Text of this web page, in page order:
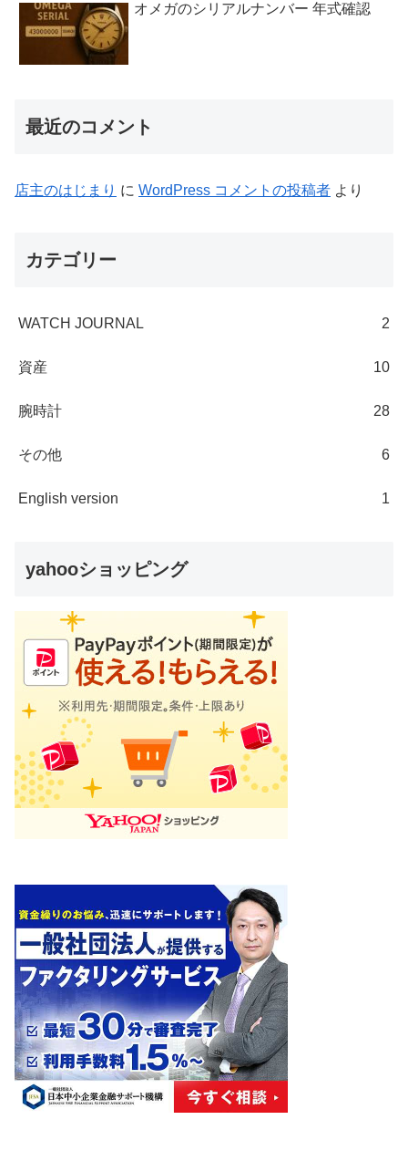
オメガのシリアルナンバー 年式確認
最近のコメント
店主のはじまり に WordPress コメントの投稿者 より
カテゴリー
WATCH JOURNAL 2
資産 10
腕時計 28
その他 6
English version 1
yahooショッピング